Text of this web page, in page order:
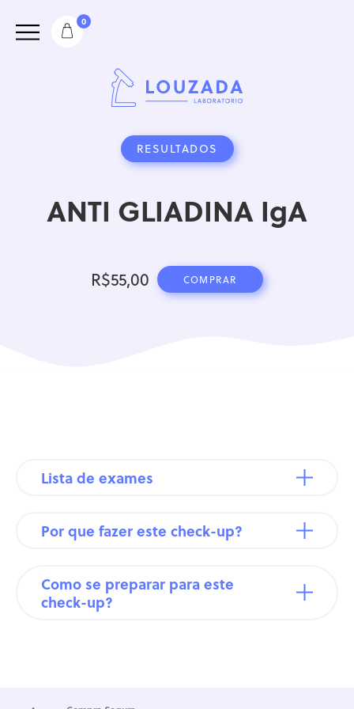
0
RESULTADOS
ANTI GLIADINA IgA
R$55,00 COMPRAR
Lista de exames
Por que fazer este check-up?
Como se preparar para este
check-up?